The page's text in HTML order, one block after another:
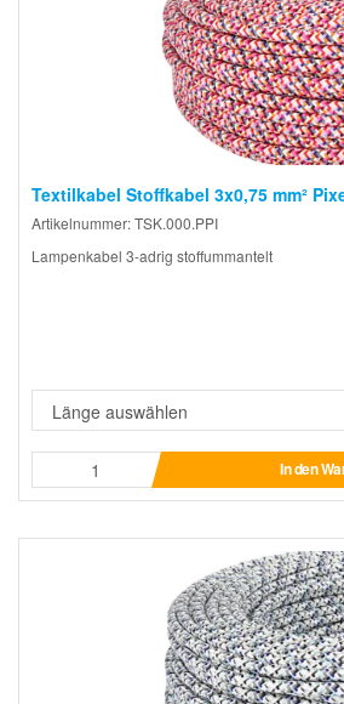
Textilkabel Stoffkabel 3x0,75 mm²
Artikelnummer: TSK.000.PPI
Lampenkabel 3-adrig stoffummantelt
In den